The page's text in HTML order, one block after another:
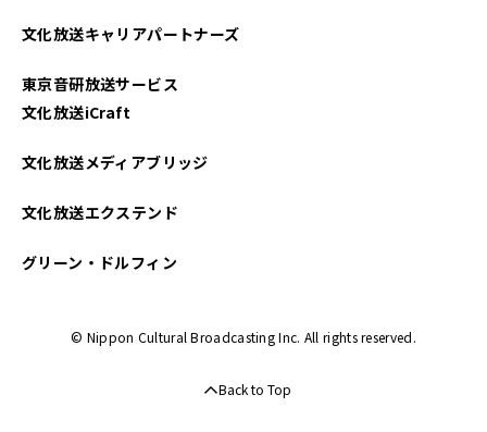
文化放送キャリアパートナーズ
東京音研放送サービス
文化放送iCraft
文化放送メディアブリッジ
文化放送エクステンド
グリーン・ドルフィン
© Nippon Cultural Broadcasting Inc. All rights reserved.
Back to Top